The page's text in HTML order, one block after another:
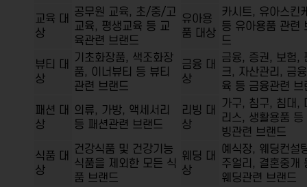
교육 대
상
공무원 교육, 초/중/고
교육, 평생교육 등 교
육관련 브랜드
유아용
품 대상
카시트, 유아스킨
등 유아용품 관련
드
뷰티 대
상
기초화장품, 색조화장
품, 이너뷰티 등 뷰티
관련 브랜드
금융 대
상
금융, 증권, 보험,
크, 자산관리, 금
육 등 금융관련 브
패션 대
상
의류, 가방, 액세서리
등 패션관련 브랜드
리빙 대
상
가구, 침구, 침대,
리스, 생활용품 등
빙관련 브랜드
식품 대
상
건강식품 및 건강기능
식품을 제외한 모든 식
품 브랜드
웨딩 대
상
예식장, 웨딩컨설
주얼리, 결혼중개
웨딩관련 브랜드